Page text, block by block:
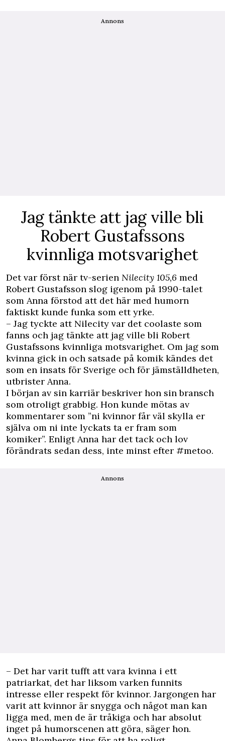
Annons
Jag tänkte att jag ville bli
Robert Gustafssons
kvinnliga motsvarighet
Det var först när tv-serien Nilecity 105,6 med
Robert Gustafsson slog igenom på 1990-talet
som Anna förstod att det här med humorn
faktiskt kunde funka som ett yrke.
– Jag tyckte att Nilecity var det coolaste som
fanns och jag tänkte att jag ville bli Robert
Gustafssons kvinnliga motsvarighet. Om jag som
kvinna gick in och satsade på komik kändes det
som en insats för Sverige och för jämställdheten,
utbrister Anna.
I början av sin karriär beskriver hon sin bransch
som otroligt grabbig. Hon kunde mötas av
kommentarer som ”ni kvinnor får väl skylla er
själva om ni inte lyckats ta er fram som
komiker”. Enligt Anna har det tack och lov
förändrats sedan dess, inte minst efter #metoo.
Annons
– Det har varit tufft att vara kvinna i ett
patriarkat, det har liksom varken funnits
intresse eller respekt för kvinnor. Jargongen har
varit att kvinnor är snygga och något man kan
ligga med, men de är tråkiga och har absolut
inget på humorscenen att göra, säger hon.